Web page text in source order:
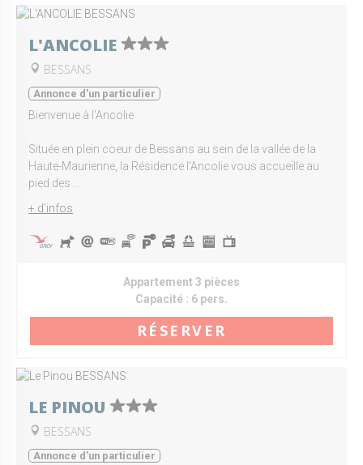
L'ANCOLIE
BESSANS
Annonce d'un particulier
Bienvenue à l'Ancolie
Située en plein coeur de Bessans au sein de la vallée de la
Haute-Maurienne, la Résidence l'Ancolie vous accueille au
pied des ...
+ d'infos
Appartement 3 pièces
Capacité : 6 pers.
RÉSERVER
LE PINOU
BESSANS
Annonce d'un particulier